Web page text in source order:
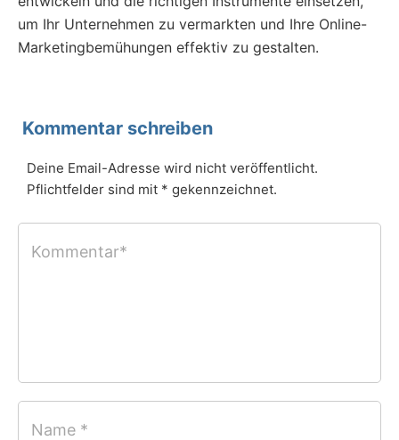
um Ihr Unternehmen zu vermarkten und Ihre Online-
Marketingbemühungen effektiv zu gestalten.
Kommentar schreiben
Deine Email-Adresse wird nicht veröffentlicht.
Pflichtfelder sind mit * gekennzeichnet.
Kommentar*
Name *